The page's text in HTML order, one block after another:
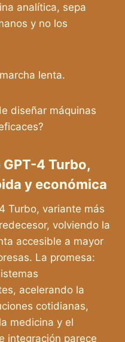
analítica, sepa
y no los
lenta.
diseñar máquinas
4 Turbo,
y económica
Turbo, variante más
volviendo la
accesible a mayor
La promesa:
acelerando la
cotidianas,
medicina y el
integración parece